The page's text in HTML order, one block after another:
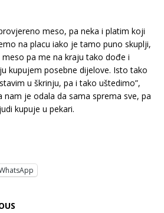
meso, pa neka i platim koji
na placu iako je tamo puno skuplji,
pa me na kraju tako dođe i
kupujem posebne dijelove. Isto tako
u škrinju, pa i tako uštedimo”,
nam je odala da sama sprema sve, pa
kupuje u pekari.